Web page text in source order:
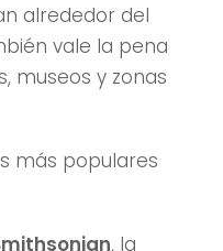
alrededor del
vale la pena
museos y zonas
más populares
, la